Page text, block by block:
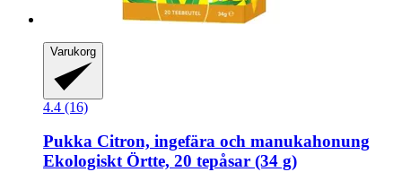
Varukorg
4.4 (16)
Pukka Citron, ingefära och manukahonung
Ekologiskt Örtte, 20 tepåsar (34 g)